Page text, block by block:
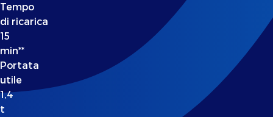
Tempo
di ricarica
15
min**
Portata
utile
1,4
t